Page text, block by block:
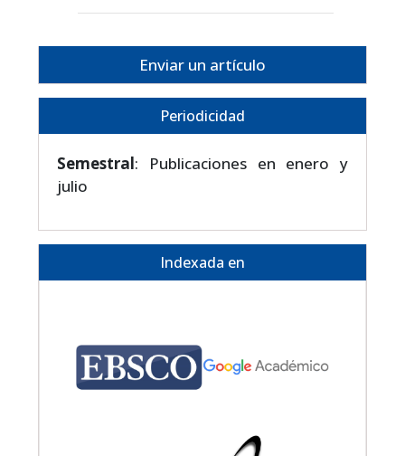
Enviar un artículo
Periodicidad
Semestral: Publicaciones en enero y
julio
Indexada en